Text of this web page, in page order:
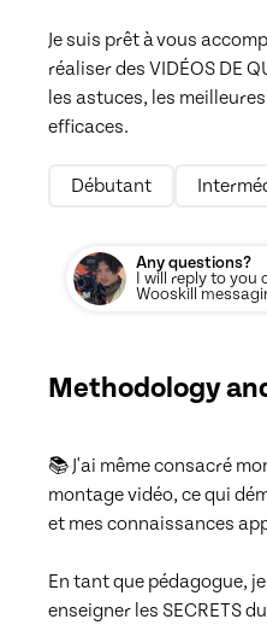
Je suis prêt à vous
réaliser des VIDÉOS DE
les astuces, les
efficaces.
Débutant
Any questions?
I will reply to you
Wooskill
Methodology
📚 J'ai même consacré
montage vidéo, ce qui
et mes connaissances
En tant que pédagogue,
enseigner les SECRETS